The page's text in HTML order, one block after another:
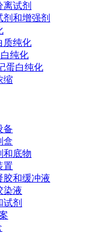
离试剂
和增强剂
质纯化
纯化
蛋白纯化
缩
备
盒
和底物
置
胶和缓冲液
染液
剂